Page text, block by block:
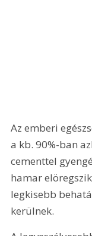
Az emberi
a kb. 90%-ban
cementtel
hamar
legkisebb
kerülnek.